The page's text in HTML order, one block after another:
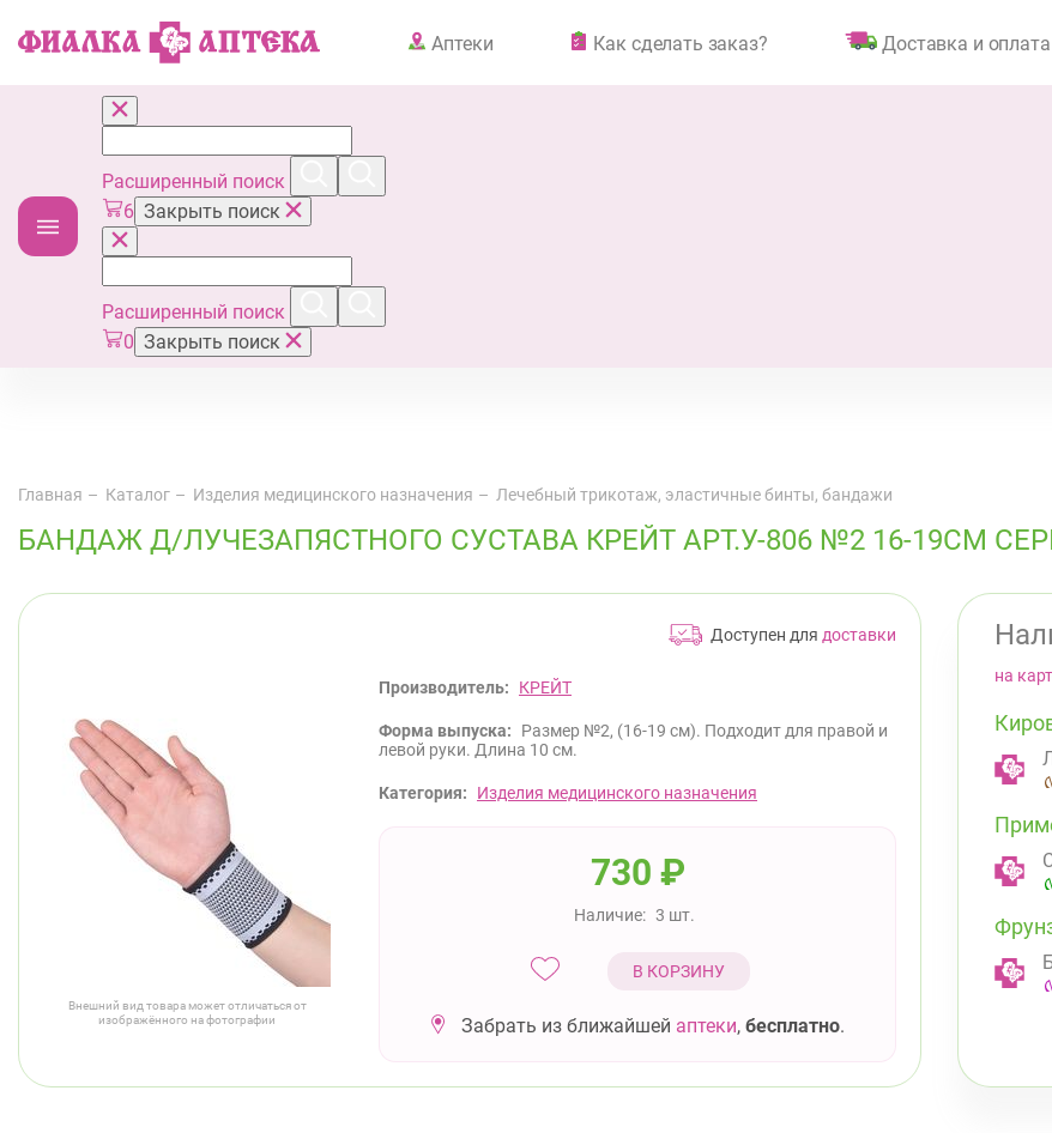
Аптеки Как сделать заказ? Доставка и оплата
Расширенный поиск
6 Закрыть поиск
Расширенный поиск
0 Закрыть поиск
Главная Каталог Изделия медицинского назначения Лечебный трикотаж, эластичные бинты, бандажи
БАНДАЖ Д/ЛУЧЕЗАПЯСТНОГО СУСТАВА КРЕЙТ АРТ.У-806 №2 16-19СМ
Доступен для доставки
Внешний вид товара может отличаться от
изображённого на фотографии
Производитель: КРЕЙТ
Форма выпуска:
Размер №2, (16-19 см). Подходит для правой и
левой руки. Длина 10 см.
Категория: Изделия медицинского назначения
730 ₽
Наличие: 3 шт.
В КОРЗИНУ
Забрать из ближайшей аптеки, бесплатно.
на